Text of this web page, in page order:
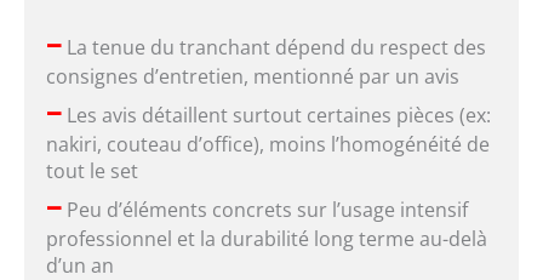
–La tenue du tranchant dépend du respect des
consignes d’entretien, mentionné par un avis
–Les avis détaillent surtout certaines pièces (ex:
nakiri, couteau d’office), moins l’homogénéité de
tout le set
–Peu d’éléments concrets sur l’usage intensif
professionnel et la durabilité long terme au-delà
d’un an